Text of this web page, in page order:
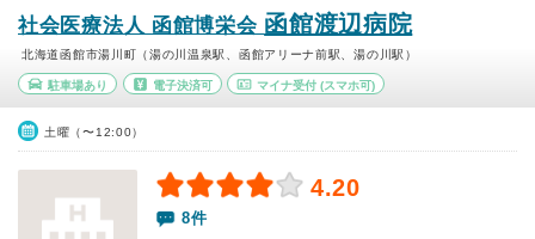
社会医療法人 函館博栄会 函館渡辺病院
北海道函館市湯川町（湯の川温泉駅、函館アリーナ前駅、湯の川駅）
駐車場あり 電子決済可 マイナ受付 (スマホ可)
土曜（〜12:00）
4.20
8件